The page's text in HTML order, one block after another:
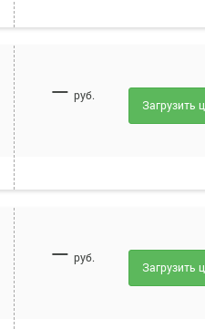
— руб.
Загрузить
— руб.
Загрузить